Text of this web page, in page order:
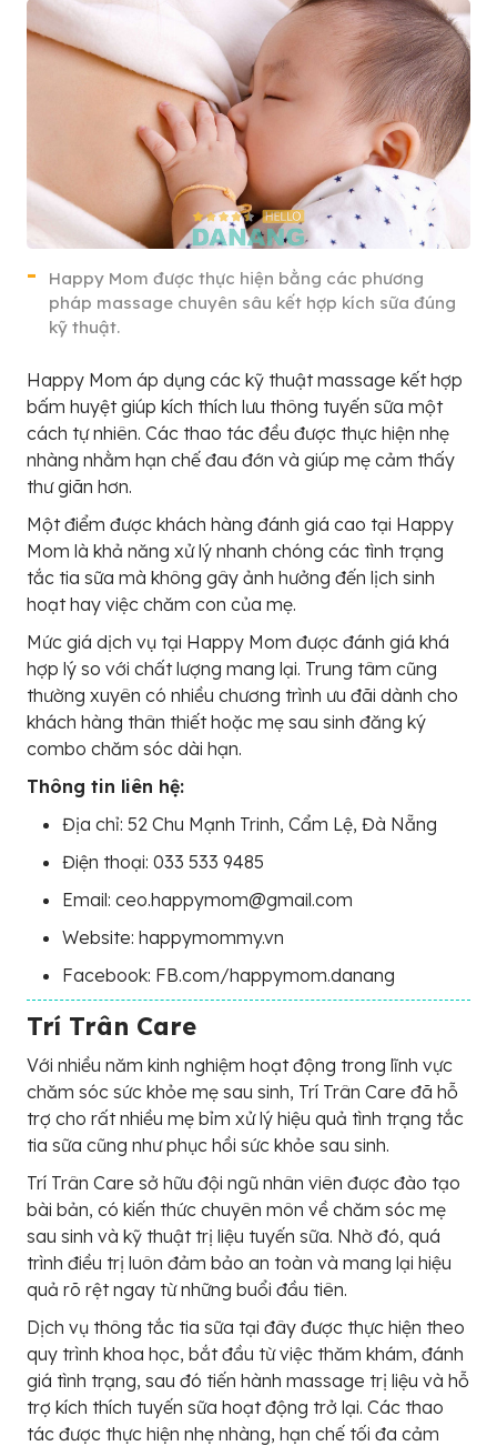
Happy Mom được thực hiện bằng các phương
pháp massage chuyên sâu kết hợp kích sữa đúng
kỹ thuật.
Happy Mom áp dụng các kỹ thuật massage kết hợp
bấm huyệt giúp kích thích lưu thông tuyến sữa một
cách tự nhiên. Các thao tác đều được thực hiện nhẹ
nhàng nhằm hạn chế đau đớn và giúp mẹ cảm thấy
thư giãn hơn.
Một điểm được khách hàng đánh giá cao tại Happy
Mom là khả năng xử lý nhanh chóng các tình trạng
tắc tia sữa mà không gây ảnh hưởng đến lịch sinh
hoạt hay việc chăm con của mẹ.
Mức giá dịch vụ tại Happy Mom được đánh giá khá
hợp lý so với chất lượng mang lại. Trung tâm cũng
thường xuyên có nhiều chương trình ưu đãi dành cho
khách hàng thân thiết hoặc mẹ sau sinh đăng ký
combo chăm sóc dài hạn.
Thông tin liên hệ:
Địa chỉ: 52 Chu Mạnh Trinh, Cẩm Lệ, Đà Nẵng
Điện thoại: 033 533 9485
Email: ceo.happymom@gmail.com
Website: happymommy.vn
Facebook: FB.com/happymom.danang
Trí Trân Care
Với nhiều năm kinh nghiệm hoạt động trong lĩnh vực
chăm sóc sức khỏe mẹ sau sinh, Trí Trân Care đã hỗ
trợ cho rất nhiều mẹ bỉm xử lý hiệu quả tình trạng tắc
tia sữa cũng như phục hồi sức khỏe sau sinh.
Trí Trân Care sở hữu đội ngũ nhân viên được đào tạo
bài bản, có kiến thức chuyên môn về chăm sóc mẹ
sau sinh và kỹ thuật trị liệu tuyến sữa. Nhờ đó, quá
trình điều trị luôn đảm bảo an toàn và mang lại hiệu
quả rõ rệt ngay từ những buổi đầu tiên.
Dịch vụ thông tắc tia sữa tại đây được thực hiện theo
quy trình khoa học, bắt đầu từ việc thăm khám, đánh
giá tình trạng, sau đó tiến hành massage trị liệu và hỗ
trợ kích thích tuyến sữa hoạt động trở lại. Các thao
tác được thực hiện nhẹ nhàng, hạn chế tối đa cảm